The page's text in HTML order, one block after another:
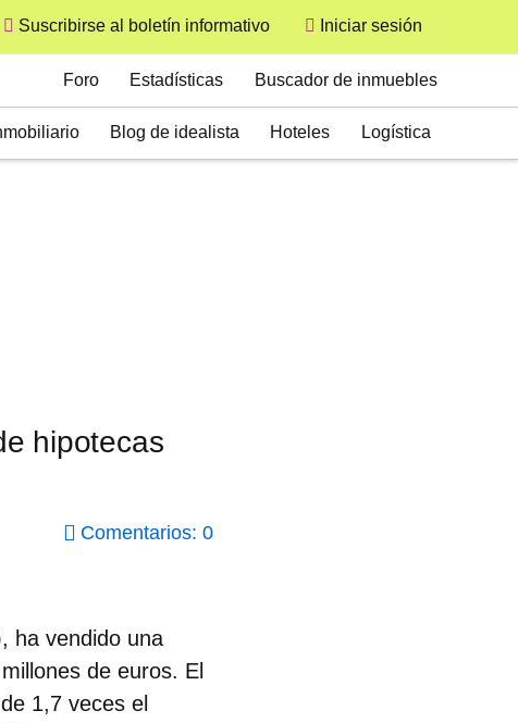
Suscribirse al boletín informativo
User
Iniciar sesión
Blog de idealista Hoteles Logística
Foro Estadísticas Buscador de inmuebles
hipotecas
Comentarios: 0
, ha vendido una
de euros. El
1,7 veces el